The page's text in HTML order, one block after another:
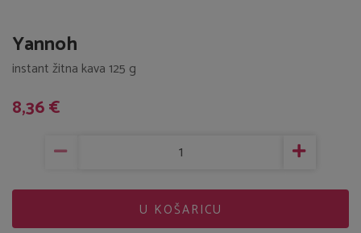
Yannoh
instant žitna kava 125 g
8,36 €
U KOŠARICU